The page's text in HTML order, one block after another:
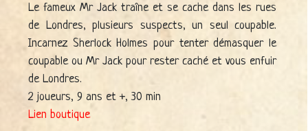
Le fameux Mr Jack traîne et se cache dans les rues
de Londres, plusieurs suspects, un seul coupable.
Incarnez Sherlock Holmes pour tenter démasquer le
coupable ou Mr Jack pour rester caché et vous enfuir
de Londres.
2 joueurs, 9 ans et +, 30 min
Lien boutique